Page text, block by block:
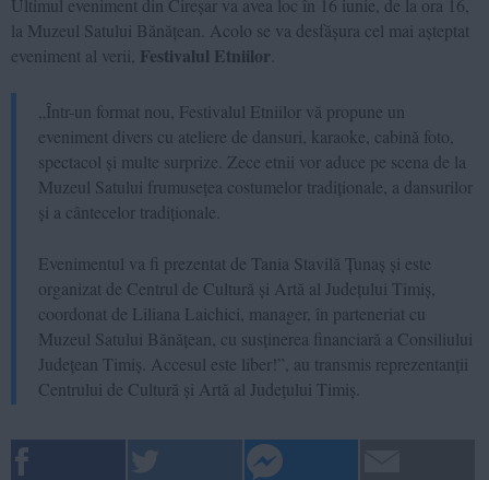
Ultimul eveniment din Cireșar va avea loc în 16 iunie, de la ora 16,
la Muzeul Satului Bănățean. Acolo se va desfășura cel mai așteptat
eveniment al verii, Festivalul Etniilor
„Într-un format nou, Festivalul Etniilor vă propune un
eveniment divers cu ateliere de dansuri, karaoke, cabină foto,
spectacol și multe surprize. Zece etnii vor aduce pe scena de la
Muzeul Satului frumusețea costumelor tradiționale, a dansurilor
și a cântecelor tradiționale.
Evenimentul va fi prezentat de Tania Stavilă Țunaș și este
organizat de Centrul de Cultură și Artă al Județului Timiș,
coordonat de Liliana Laichici, manager, în parteneriat cu
Muzeul Satului Bănățean, cu susținerea financiară a Consiliului
Județean Timiș. Accesul este liber!”, au transmis reprezentanții
Centrului de Cultură și Artă al Județului Timiș.